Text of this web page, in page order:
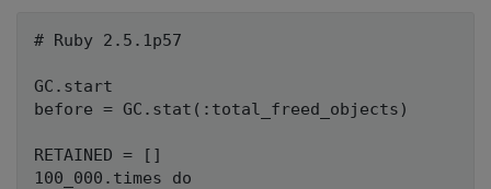
# Ruby 2.5.1p57
GC.start
before = GC.stat(:total_freed_objects)
RETAINED = []
100_000.times do